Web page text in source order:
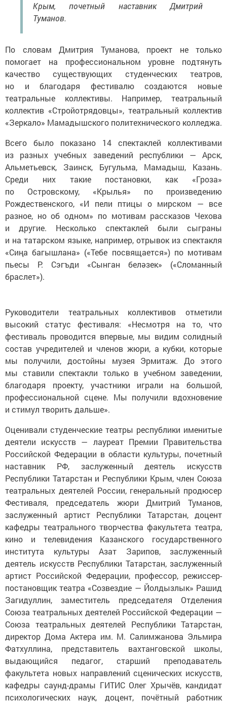
Крым, почетный наставник Дмитрий
Туманов.
По словам Дмитрия Туманова, проект не только
помогает на профессиональном уровне подтянуть
качество существующих студенческих театров,
но и благодаря фестивалю создаются новые
театральные коллективы. Например, театральный
коллектив «Стройотрядовцы», театральный коллектив
«Зеркало» Мамадышского политехнического колледжа.
Всего было показано 14 спектаклей коллективами
из разных учебных заведений республики — Арск,
Альметьевск, Заинск, Бугульма, Мамадыш, Казань.
Среди них такие постановки, как «Гроза»
по Островскому, «Крылья» по произведению
Рождественского, «И пели птицы о мирском — все
разное, но об одном» по мотивам рассказов Чехова
и другие. Несколько спектаклей были сыграны
и на татарском языке, например, отрывок из спектакля
«Сиңа багышлана» («Тебе посвящается») по мотивам
пьесы Р. Сэгъди «Сынган беләзек» («Сломанный
браслет»).
Руководители театральных коллективов отметили
высокий статус фестиваля: «Несмотря на то, что
фестиваль проводится впервые, мы видим солидный
состав учредителей и членов жюри, а кубки, которые
мы получили, достойны музея Эрмитаж. До этого
мы ставили спектакли только в учебном заведении,
благодаря проекту, участники играли на большой,
профессиональной сцене. Мы получили вдохновение
и стимул творить дальше».
Оценивали студенческие театры республики именитые
деятели искусств — лауреат Премии Правительства
Российской Федерации в области культуры, почетный
наставник РФ, заслуженный деятель искусств
Республики Татарстан и Республики Крым, член Союза
театральных деятелей России, генеральный продюсер
Фестиваля, председатель жюри Дмитрий Туманов,
заслуженный артист Республики Татарстан, доцент
кафедры театрального творчества факультета театра,
кино и телевидения Казанского государственного
института культуры Азат Зарипов, заслуженный
деятель искусств Республики Татарстан, заслуженный
артист Российской Федерации, профессор, режиссер-
постановщик театра «Созвездие — Йолдызлык» Рашид
Загидуллин, заместитель председателя Отделения
Союза театральных деятелей Российской Федерации —
Союза театральных деятелей Республики Татарстан,
директор Дома Актера им. М. Салимжанова Эльмира
Фатхуллина, представитель вахтанговской школы,
выдающийся педагог, старший преподаватель
факультета новых направлений сценических искусств,
кафедры саунд-драмы ГИТИС Олег Хрычёв, кандидат
психологических наук, доцент, почётный работник